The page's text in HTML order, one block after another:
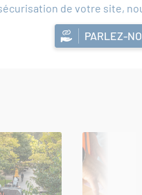
de votre site,
PARLEZ-